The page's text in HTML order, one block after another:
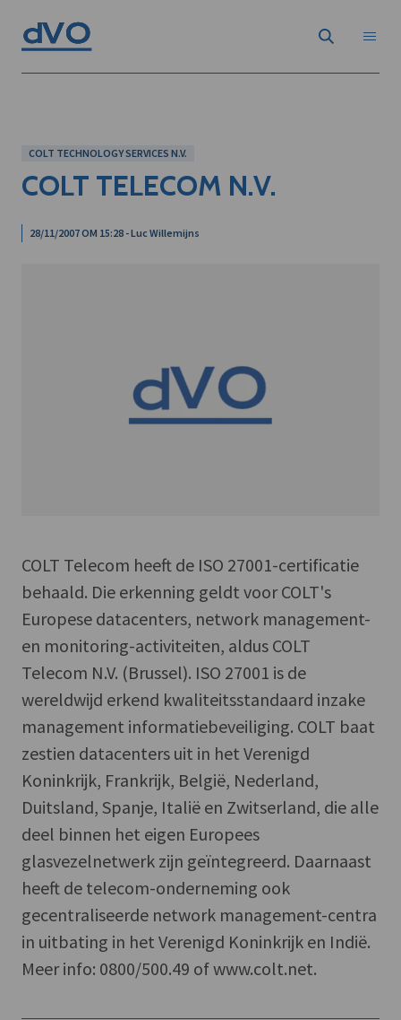
COLT TECHNOLOGY SERVICES N.V.
COLT TELECOM N.V.
28/11/2007 OM 15:28 - Luc Willemijns
COLT Telecom heeft de ISO 27001-certificatie
behaald. Die erkenning geldt voor COLT's
Europese datacenters, network management-
en monitoring-activiteiten, aldus COLT
Telecom N.V. (Brussel). ISO 27001 is de
wereldwijd erkend kwaliteitsstandaard inzake
management informatiebeveiliging. COLT baat
zestien datacenters uit in het Verenigd
Koninkrijk, Frankrijk, België, Nederland,
Duitsland, Spanje, Italië en Zwitserland, die alle
deel binnen het eigen Europees
glasvezelnetwerk zijn geïntegreerd. Daarnaast
heeft de telecom-onderneming ook
gecentraliseerde network management-centra
in uitbating in het Verenigd Koninkrijk en Indië.
Meer info: 0800/500.49 of www.colt.net.